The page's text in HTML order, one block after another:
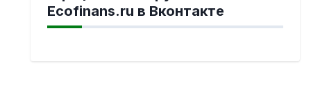
Ecofinans.ru в Вконтакте